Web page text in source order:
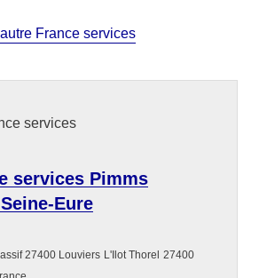
France services
services Pimms
Eure
27400 Louviers L'Ilot Thorel 27400
services